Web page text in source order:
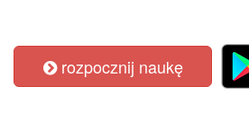
rozpocznij naukę